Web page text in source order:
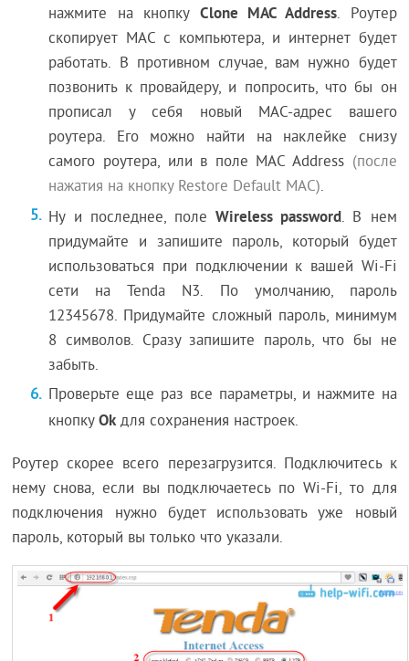
нажмите на кнопку Clone MAC Address. Роутер
скопирует MAC с компьютера, и интернет будет
работать. В противном случае, вам нужно будет
позвонить к провайдеру, и попросить, что бы он
прописал у себя новый MAC-адрес вашего
роутера. Его можно найти на наклейке снизу
самого роутера, или в поле MAC Address (после
нажатия на кнопку Restore Default MAC).
Ну и последнее, полеWireless password. В нем
придумайте и запишите пароль, который будет
использоваться при подключении к вашей Wi-Fi
сети на Tenda N3. По умолчанию, пароль
12345678. Придумайте сложный пароль, минимум
8 символов. Сразу запишите пароль, что бы не
забыть.
Проверьте еще раз все параметры, и нажмите на
кнопкуOkдля сохранения настроек.
Роутер скорее всего перезагрузится. Подключитесь к
нему снова, если вы подключаетесь по Wi-Fi, то для
подключения нужно будет использовать уже новый
пароль, который вы только что указали.